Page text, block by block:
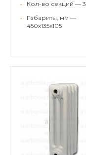
•
Кол-во секций — 3
•
Габариты, мм —
450x135x105